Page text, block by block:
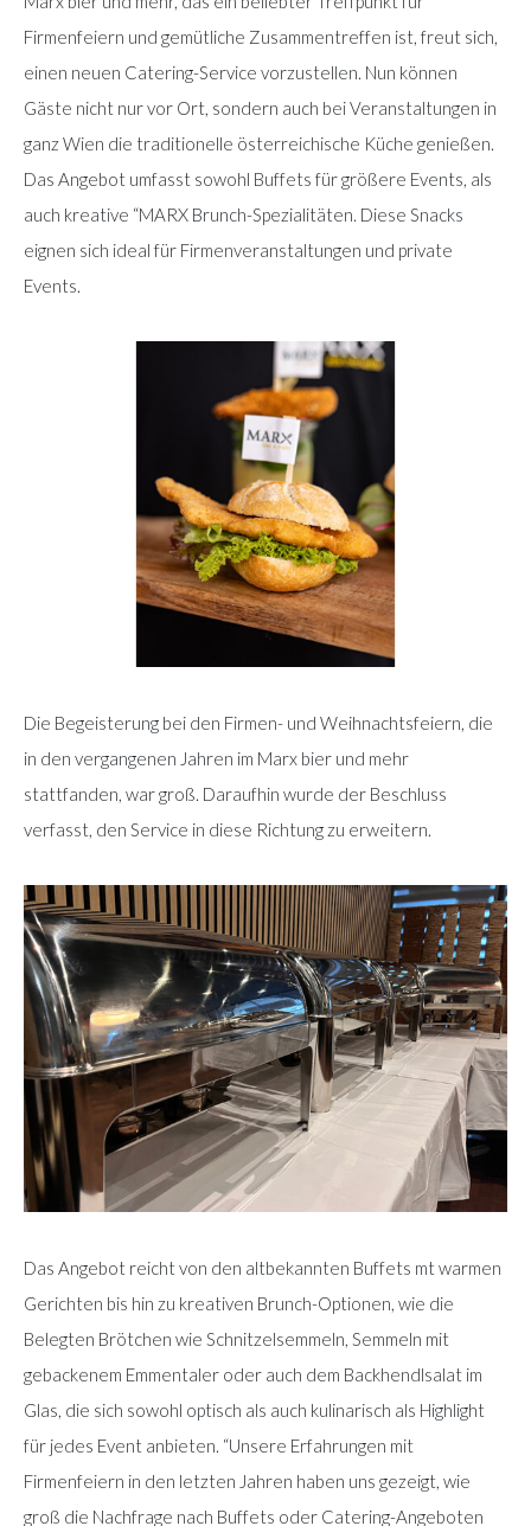
Firmenfeiern und gemütliche Zusammentreffen ist, freut sich,
einen neuen Catering-Service vorzustellen. Nun können
Gäste nicht nur vor Ort, sondern auch bei Veranstaltungen in
ganz Wien die traditionelle österreichische Küche genießen.
Das Angebot umfasst sowohl Buffets für größere Events, als
auch kreative “MARX Brunch-Spezialitäten. Diese Snacks
eignen sich ideal für Firmenveranstaltungen und private
Events.
Die Begeisterung bei den Firmen- und Weihnachtsfeiern, die
in den vergangenen Jahren im Marx bier und mehr
stattfanden, war groß. Daraufhin wurde der Beschluss
verfasst, den Service in diese Richtung zu erweitern.
Das Angebot reicht von den altbekannten Buffets mt warmen
Gerichten bis hin zu kreativen Brunch-Optionen, wie die
Belegten Brötchen wie Schnitzelsemmeln, Semmeln mit
gebackenem Emmentaler oder auch dem Backhendlsalat im
Glas, die sich sowohl optisch als auch kulinarisch als Highlight
für jedes Event anbieten. “Unsere Erfahrungen mit
Firmenfeiern in den letzten Jahren haben uns gezeigt, wie
groß die Nachfrage nach Buffets oder Catering-Angeboten